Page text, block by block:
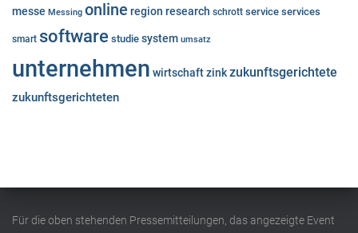
messe Messing online region research schrott service services
smart software studie system umsatz
unternehmen wirtschaftzinkzukunftsgerichtete
zukunftsgerichteten
Für die oben stehenden Pressemitteilungen, das angezeigte Event